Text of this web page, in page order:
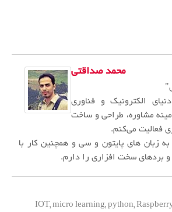
محمد صداقتی
وارد دنیای الکترونیک و فناوری
مشاوره، طراحی و ساخت
فعالیت می‌کنم.
به زبان های پایتون و سی و همچنین کار با
و بردهای سخت افزاری را دارم.
IOT, micro learning, python,